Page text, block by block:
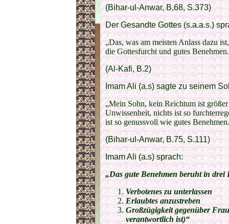
(Bihar-ul-Anwar, B,68, S.373)
Der Gesandte Gottes (s.a.a.s.)
„Das, was am meisten Anlass dazu
die Gottesfurcht und gutes
(Al-Kafi, B.2)
Imam Ali (a.s) sagte zu seinem
„Mein Sohn, kein Reichtum ist
Unwissenheit, nichts ist so
ist so genussvoll wie gutes
(Bihar-ul-Anwar, B.75, S.111)
Imam Ali (a.s) sprach:
„Das gute Benehmen beruht in drei
Verbotenes zu unterlassen
Erlaubtes anzustreben
Großzügigkeit gegenüber
verantwortlich ist)“